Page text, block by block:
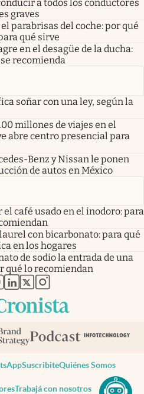
a todos los conductores
graves
parabrisas del coche: por qué
qué sirve
en el desagüe de la ducha:
recomienda
soñar con una ley, según la
millones de viajes en el
abre centro presencial para
Benz y Nissan le ponen
de autos en México
el café usado en el inodoro: para
con bicarbonato: para qué
en los hogares
de sodio la entrada de una
qué lo recomiendan
en nueva pestaña
abre en nueva pestaña
abre en nueva pestaña
abre en nueva pestaña
abre en nueva pestaña
SuscribiteQuiénes Somos
Trabajá con nosotros